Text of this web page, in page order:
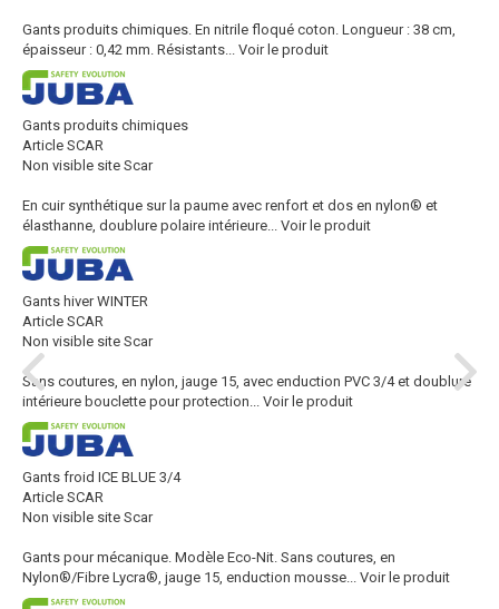
Gants produits chimiques. En nitrile floqué coton. Longueur : 38 cm,
épaisseur : 0,42 mm. Résistants... Voir le produit
Gants produits chimiques
Article SCAR
Non visible site Scar
En cuir synthétique sur la paume avec renfort et dos en nylon® et
élasthanne, doublure polaire intérieure... Voir le produit
Gants hiver WINTER
Article SCAR
Non visible site Scar
Sans coutures, en nylon, jauge 15, avec enduction PVC 3/4 et doublure
intérieure bouclette pour protection... Voir le produit
Gants froid ICE BLUE 3/4
Article SCAR
Non visible site Scar
Gants pour mécanique. Modèle Eco-Nit. Sans coutures, en
Nylon®/Fibre Lycra®, jauge 15, enduction mousse... Voir le produit